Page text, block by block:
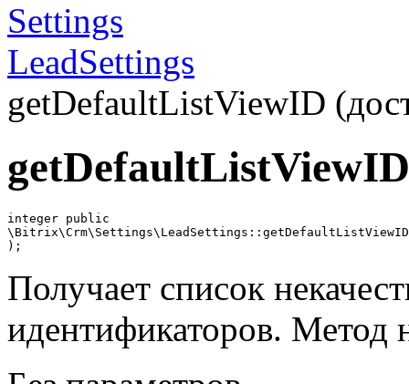
Settings
LeadSettings
getDefaultListViewID
getDefaultListViewID
integer public
Получает список
идентификаторов. Метод